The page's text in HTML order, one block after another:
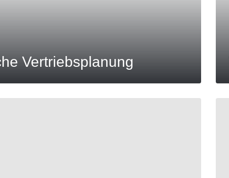
Vertriebsplanung